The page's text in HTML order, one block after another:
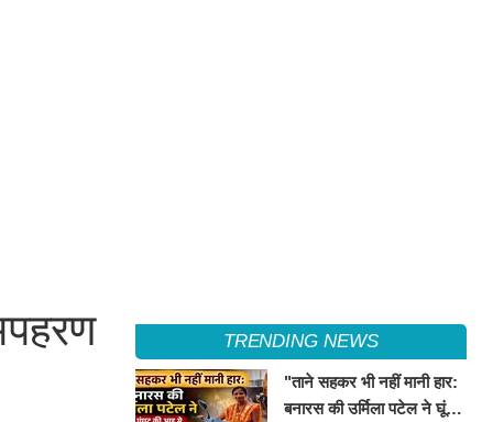
TRENDING NEWS
"ताने सहकर भी नहीं मानी हार:
बनारस की उर्मिला पटेल ने घूंघट